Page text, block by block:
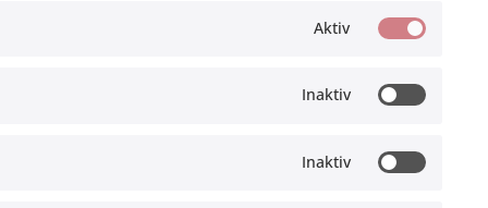
Aktiv
Inaktiv
Inaktiv